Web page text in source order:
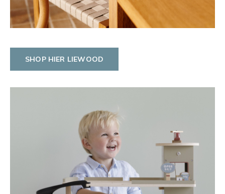
SHOP HIER LIEWOOD